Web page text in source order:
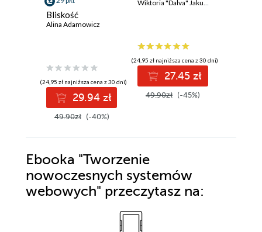
Bliskość
Alina Adamowicz
(24,95 zł najniższa cena z 30 dni)
29.94 zł
49.90zł (-40%)
(24,95 zł najniższa cena z 30 dni)
27.45 zł
49.90zł (-45%)
Ebooka "Tworzenie
nowoczesnych systemów
webowych" przeczytasz na: